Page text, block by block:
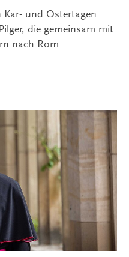
Kar- und Ostertagen
die gemeinsam mit
nach Rom